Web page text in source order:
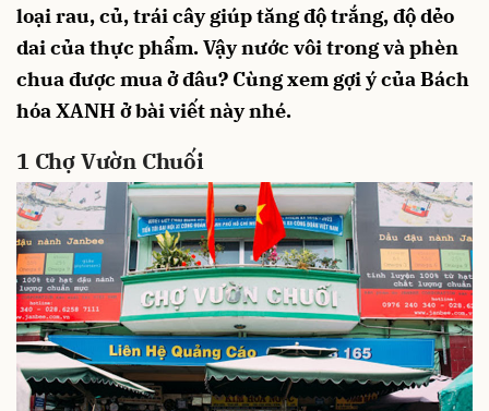
loại rau, củ, trái cây giúp tăng độ trắng, độ dẻo
dai của thực phẩm. Vậy nước vôi trong và phèn
chua được mua ở đâu? Cùng xem gợi ý của Bách
hóa XANH ở bài viết này nhé.
1Chợ Vườn Chuối
Hủy Gửi